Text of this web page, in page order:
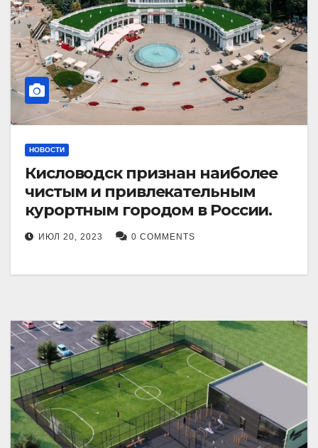
НОВОСТИ
Кисловодск признан наиболее
чистым и привлекательным
курортным городом в России.
ИЮЛ 20, 2023 0 COMMENTS